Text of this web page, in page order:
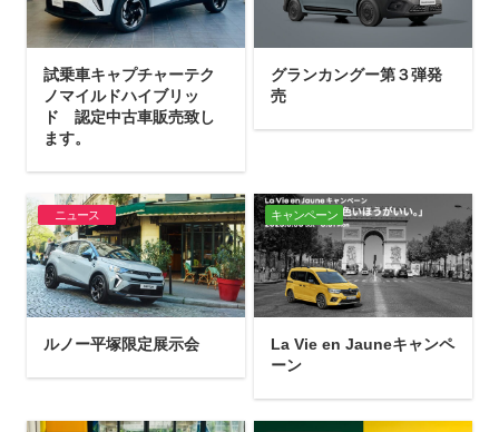
試乗車キャプチャーテク
ノマイルドハイブリッ
ド 認定中古車販売致し
ます。
グランカングー第３弾発
売
ニュース
ルノー平塚限定展示会
キャンペーン
La Vie en Jauneキャンペ
ーン